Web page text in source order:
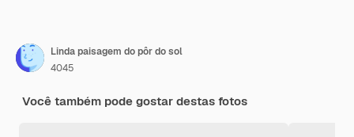
Linda paisagem do pôr do sol
4045
Você também pode gostar destas fotos